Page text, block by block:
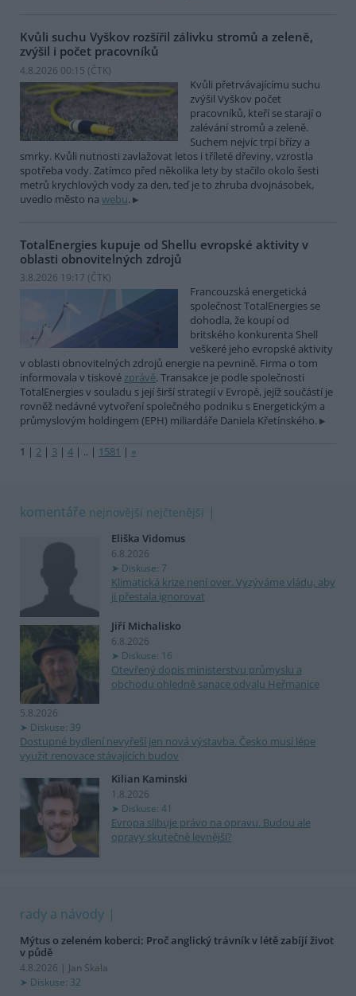
Kvůli suchu Vyškov rozšířil zálivku stromů a zeleně,
zvýšil i počet pracovníků
4.8.2026 00:15 (ČTK)
Kvůli přetrvávajícímu suchu
zvýšil Vyškov počet
pracovníků, kteří se starají o
zalévání stromů a zeleně.
Suchem nejvíc trpí břízy a
smrky. Kvůli nutnosti zavlažovat letos i tříleté dřeviny, vzrostla
spotřeba vody. Zatímco před několika lety by stačilo okolo šesti
metrů krychlových vody za den, teď je to zhruba dvojnásobek,
uvedlo město na webu.
TotalEnergies kupuje od Shellu evropské aktivity v
oblasti obnovitelných zdrojů
3.8.2026 19:17 (ČTK)
Francouzská energetická
společnost TotalEnergies se
dohodla, že koupí od
britského konkurenta Shell
veškeré jeho evropské aktivity
v oblasti obnovitelných zdrojů energie na pevnině. Firma o tom
informovala v tiskovézprávě. Transakce je podle společnosti
TotalEnergies v souladu s její širší strategií v Evropě, jejíž součástí je
rovněž nedávné vytvoření společného podniku s Energetickým a
průmyslovým holdingem (EPH) miliardáře Daniela Křetínského.
1 | 2 | 3 | 4 | .. | 1581 | »
komentáře nejnovější nejčtenější
Eliška Vidomus
6.8.2026
Diskuse: 7
Klimatická krize není over. Vyzýváme vládu, aby
ji přestala ignorovat
Jiří Michalisko
6.8.2026
Diskuse: 16
Otevřený dopis ministerstvu průmyslu a
obchodu ohledně sanace odvalu Heřmanice
5.8.2026
Diskuse: 39
Dostupné bydlení nevyřeší jen nová výstavba. Česko musí lépe
využít renovace stávajících budov
Kilian Kaminski
1.8.2026
Diskuse: 41
Evropa slibuje právo na opravu. Budou ale
opravy skutečně levnější?
rady a návody
Mýtus o zeleném koberci: Proč anglický trávník v létě zabíjí život
v půdě
4.8.2026 | Jan Skala
Diskuse: 32